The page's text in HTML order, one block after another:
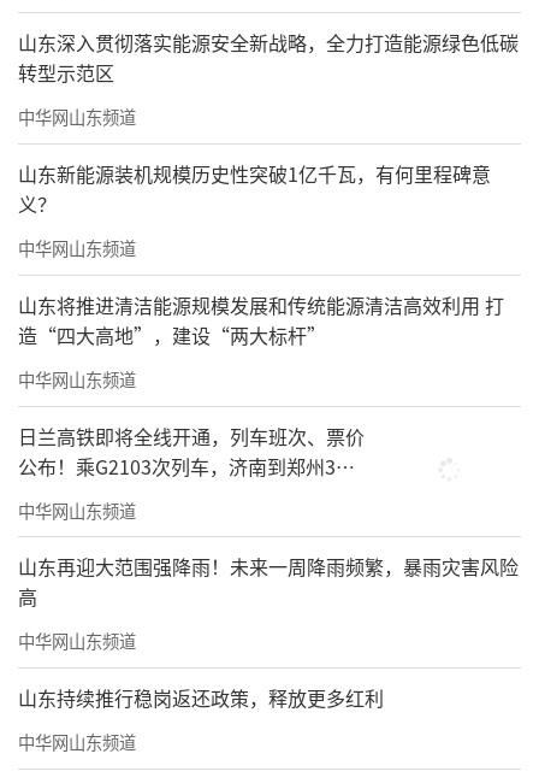
山东深入贯彻落实能源安全新战略，全力打造能源绿色低碳
转型示范区
中华网山东频道
山东新能源装机规模历史性突破1亿千瓦，有何里程碑意
义？
中华网山东频道
山东将推进清洁能源规模发展和传统能源清洁高效利用 打
造“四大高地”，建设“两大标杆”
中华网山东频道
日兰高铁即将全线开通，列车班次、票价
公布！乘G2103次列车，济南到郑州3小
时到达
中华网山东频道
山东再迎大范围强降雨！未来一周降雨频繁，暴雨灾害风险
高
中华网山东频道
山东持续推行稳岗返还政策，释放更多红利
中华网山东频道